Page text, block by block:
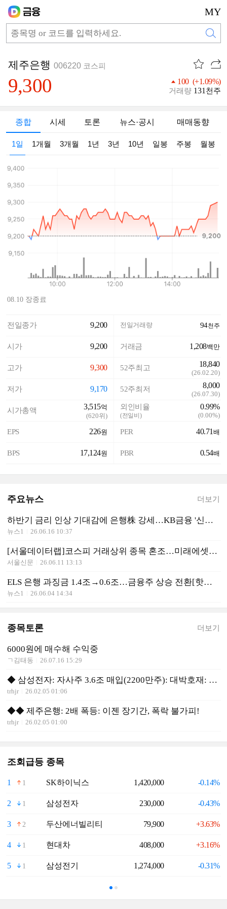
MY
제주은행 006220 코스피
9,300 100 (+1.09%)
거래량 131 천주
종합 시세 토론 뉴스·공시 매매동향
1일 1개월 3개월 1년 3년 10년 일봉 주봉 월봉
08.10 장종료
전일종가 9,200
시가 9,200
고가 9,300
저가 9,170
시가총액 3,515억
(620위)
EPS 226원
BPS 17,124원
전일거래량 94천주
거래금 1,208백만
52주최고 18,840
(26.02.20)
52주최저 8,000
(26.07.30)
외인비율
(전일비)
0.99%
(0.00%)
PER 40.71 배
PBR 0.54배
주요뉴스 더보기
하반기 금리 인상 기대감에 은행株 강세…KB금융 '신고가' [핫종목]
뉴스1 26.06.16 10:37
[서울데이터랩]코스피 거래상위 종목 혼조…미래에셋생명 상한가, 삼성전자·SK네트웍스 약세
서울신문 26.06.11 13:13
ELS 은행 과징금 1.4조→0.6조…금융주 상승 전환[핫종목]
뉴스1 26.06.04 14:34
종목토론 더보기
6000원에 매수해 수익중
ㄱ김태동 26.07.16 15:29
◆ 삼성전자: 자사주 3.6조 매입(2200만주): 대박호재: 매수
trhjr 26.02.05 01:06
◆◆ 제주은행: 2배 폭등: 이젠 장기간, 폭락 불가피!
trhjr 26.02.05 01:00
조회급등 종목
1 1 SK하이닉스 1,420,000 -0.14%
2 1 삼성전자 230,000 -0.43%
3 2 두산에너빌리티 79,900 +3.63%
4 1 현대차 408,000 +3.16%
5 1 삼성전기 1,274,000 -0.31%